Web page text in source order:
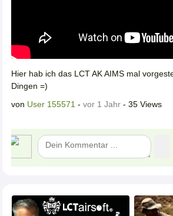
Hier hab ich das LCT AK AIMS mal
Dingen =)
von User 155571 - vor 1 Jahr - 35 Views